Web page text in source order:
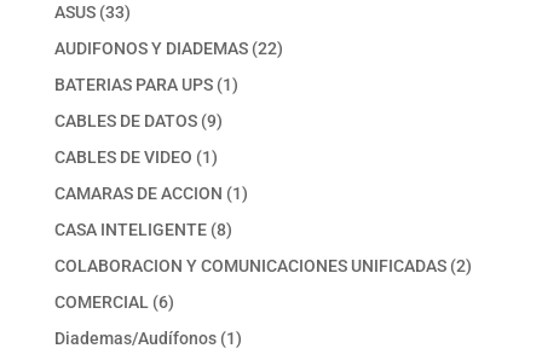
ASUS 3333
productos
AUDIFONOS Y DIADEMAS 2222
BATERIAS PARA UPS 11
CABLES DE DATOS 99
productos
CABLES DE VIDEO 11
producto
CAMARAS DE ACCION 11
CASA INTELIGENTE 88
productos
COLABORACION Y COMUNICACIONES UNIFICADAS 22
COMERCIAL 66
productos
Diademas/Audífonos 11